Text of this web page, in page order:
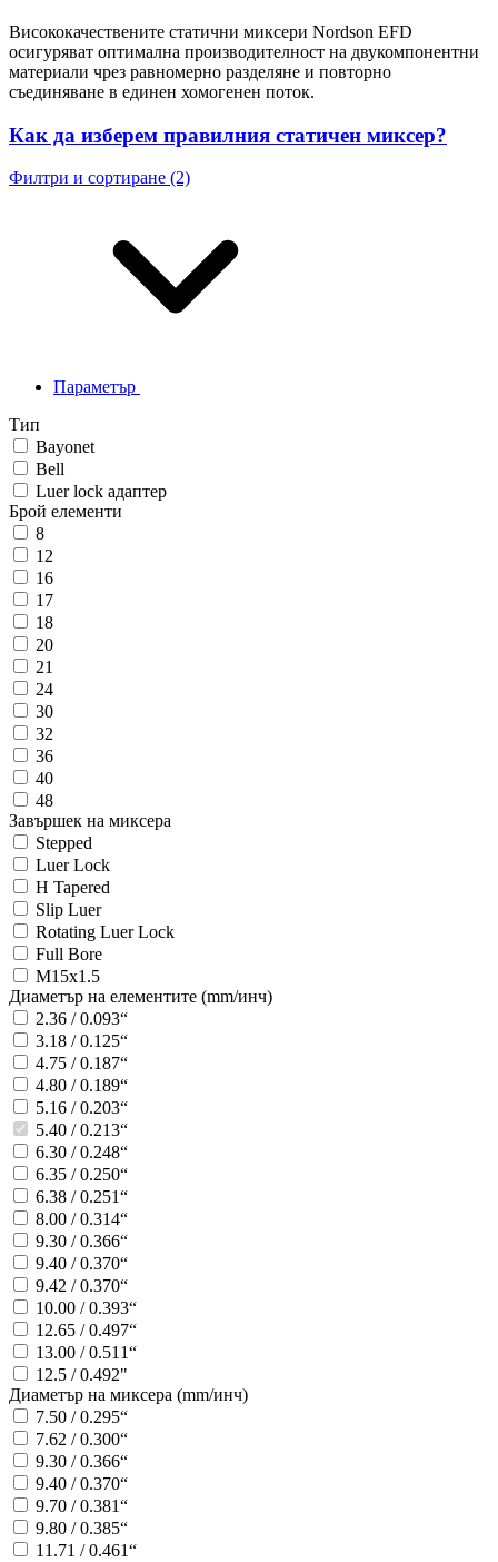
Висококачествените статични миксери Nordson EFD
осигуряват оптимална производителност на двукомпонентни
материали чрез равномерно разделяне и повторно
съединяване в единен хомогенен поток.
Как да изберем правилния статичен миксер?
Филтри и сортиране (2)
Параметър
Тип
Bayonet
Bell
Luer lock адаптер
Брой елементи
8
12
16
17
18
20
21
24
30
32
36
40
48
Завършек на миксера
Stepped
Luer Lock
H Tapered
Slip Luer
Rotating Luer Lock
Full Bore
M15x1.5
Диаметър на елементите (mm/инч)
2.36 / 0.093“
3.18 / 0.125“
4.75 / 0.187“
4.80 / 0.189“
5.16 / 0.203“
5.40 / 0.213“
6.30 / 0.248“
6.35 / 0.250“
6.38 / 0.251“
8.00 / 0.314“
9.30 / 0.366“
9.40 / 0.370“
9.42 / 0.370“
10.00 / 0.393“
12.65 / 0.497“
13.00 / 0.511“
12.5 / 0.492"
Диаметър на миксера (mm/инч)
7.50 / 0.295“
7.62 / 0.300“
9.30 / 0.366“
9.40 / 0.370“
9.70 / 0.381“
9.80 / 0.385“
11.71 / 0.461“